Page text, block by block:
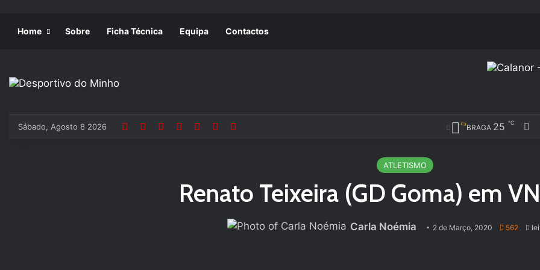
Home Sobre Ficha Técnica Equipa Contactos
Sábado, Agosto 8 2026 BRAGA 25 ℃
ATLETISMO
Renato Teixeira (GD Goma) em
Carla Noémia 2 de Março, 2020 562